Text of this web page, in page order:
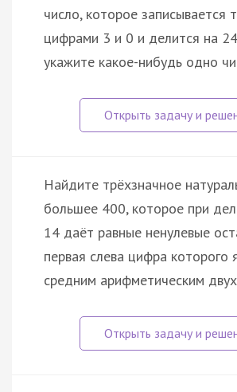
число, которое записывается
цифрами 3 и 0 и делится на
укажите какое-нибудь одно
Найдите трёхзначное
большее 400, которое при
14 даёт равные ненулевые
первая слева цифра которого
средним арифметическим